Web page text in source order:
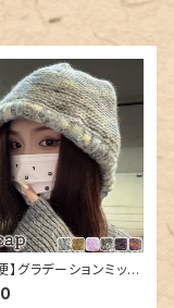
】グラデーションミック
ット帽／hat300